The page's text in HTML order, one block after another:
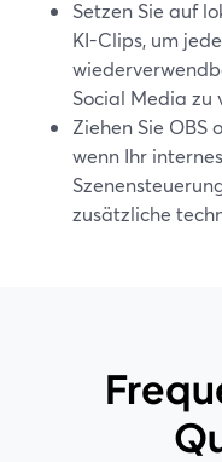
Setzen Sie auf
KI-Clips, um
Social Media zu
Ziehen Sie OBS
wenn Ihr
zusätzliche